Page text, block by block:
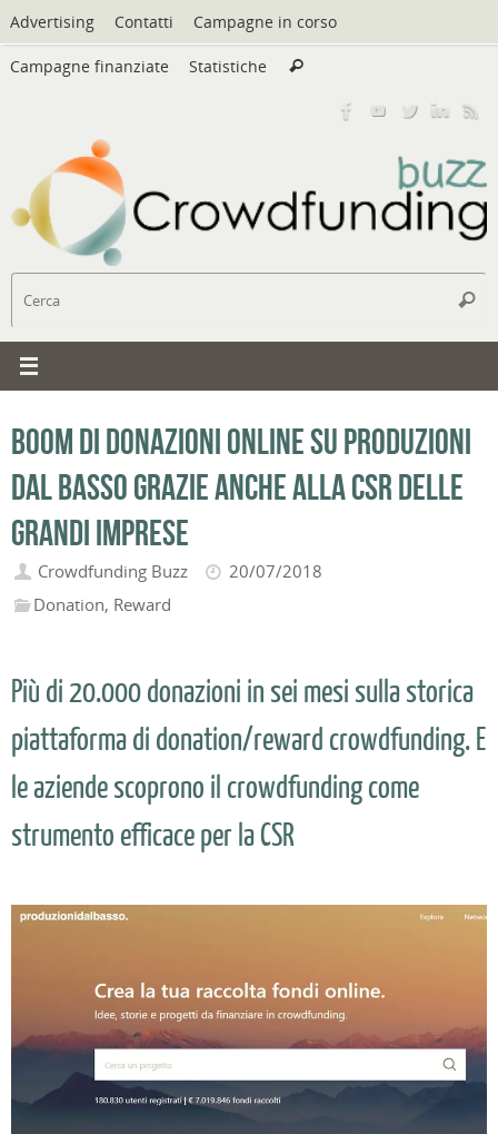
Vai
al
contenuto
Advertising Contatti Campagne in corso
Campagne finanziate Statistiche Cerca
Cerca
Boom di donazioni online su Produzioni
dal Basso grazie anche alla CSR delle
grandi imprese
Crowdfunding Buzz
20/07/2018
Donation, Reward
Più di 20.000 donazioni in sei mesi sulla storica
piattaforma di donation/reward crowdfunding. E
le aziende scoprono il crowdfunding come
strumento efficace per la CSR